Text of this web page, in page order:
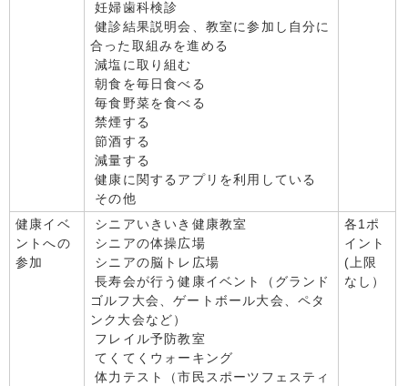
妊婦歯科検診
健診結果説明会、教室に参加し自分に
合った取組みを進める
減塩に取り組む
朝食を毎日食べる
毎食野菜を食べる
禁煙する
節酒する
減量する
健康に関するアプリを利用している
その他
健康イベ
ントへの
参加
シニアいきいき健康教室
シニアの体操広場
シニアの脳トレ広場
長寿会が行う健康イベント（グランド
ゴルフ大会、ゲートボール大会、ペタ
ンク大会など）
フレイル予防教室
てくてくウォーキング
体力テスト（市民スポーツフェスティ
各1ポ
イント
(上限
なし）